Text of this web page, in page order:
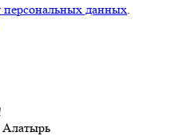
персональных данных.
Алатырь